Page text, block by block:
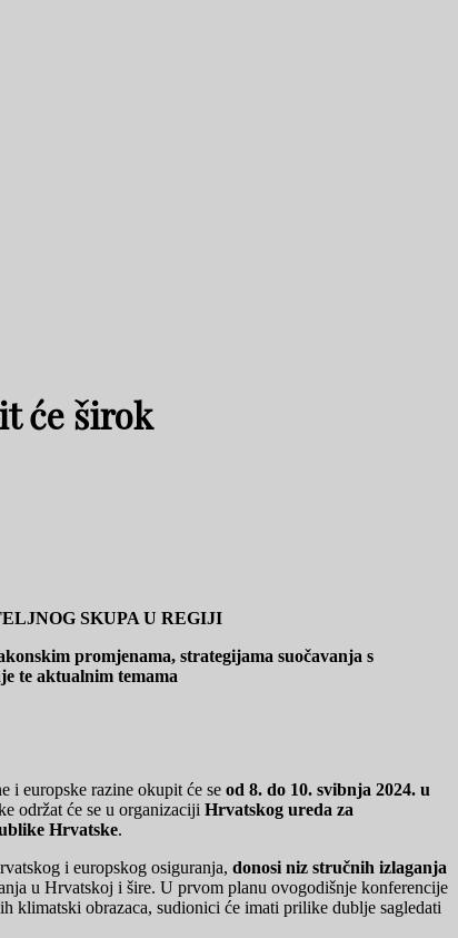
će širok
SKUPA U REGIJI
promjenama, strategijama suočavanja s
te aktualnim temama
i europske razine okupit će se od 8. do 10. svibnja 2024. u
održat će se u organizaciji Hrvatskog ureda za
Hrvatske.
i europskog osiguranja, donosi niz stručnih izlaganja
u Hrvatskoj i šire. U prvom planu ovogodišnje konferencije
klimatski obrazaca, sudionici će imati prilike dublje sagledati